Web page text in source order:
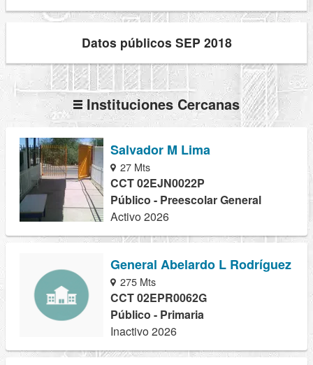
Datos públicos SEP 2018
Instituciones Cercanas
Salvador M Lima
27 Mts
CCT 02EJN0022P
Público - Preescolar General
Activo 2026
General Abelardo L Rodríguez
275 Mts
CCT 02EPR0062G
Público - Primaria
Inactivo 2026